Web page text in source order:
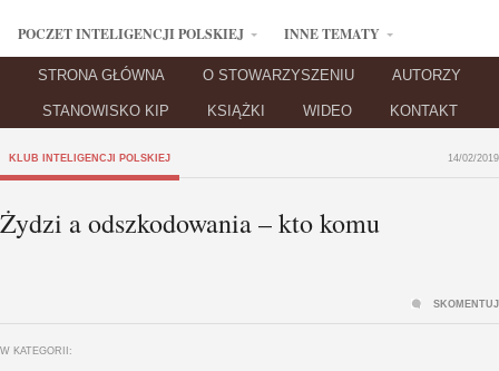
POCZET INTELIGENCJI POLSKIEJ INNE TEMATY
STRONA GŁÓWNA O STOWARZYSZENIU AUTORZY
STANOWISKO KIP KSIĄŻKI WIDEO KONTAKT
KLUB INTELIGENCJI POLSKIEJ 14/02/2019
Żydzi a odszkodowania – kto komu
W KATEGORII:
SKOMENTUJ